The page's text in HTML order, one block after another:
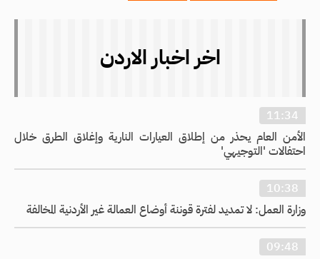
اخر اخبار الاردن
11:34
الأمن العام يحذر من إطلاق العيارات النارية وإغلاق الطرق خلال
احتفالات 'التوجيهي'
10:38
وزارة العمل: لا تمديد لفترة قوننة أوضاع العمالة غير الأردنية المخالفة
09:48